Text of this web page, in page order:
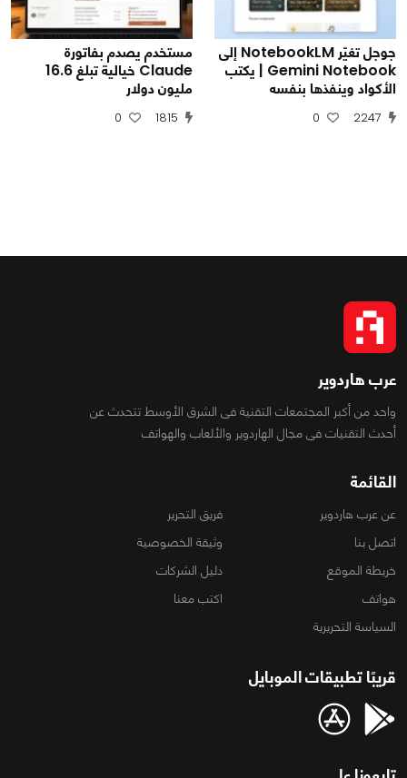
جوجل تغيّر NotebookLM إلى
Gemini Notebook | يكتب
الأكواد وينفذها بنفسه
2247
0
مستخدم يصدم بفاتورة
Claude خيالية تبلغ 16.6
مليون دولار
1815
0
عرب هاردوير
واحد من أكبر المجتمعات التقنية فى الشرق الأوسط تتحدث عن
أحدث التقنيات فى مجال الهاردوير والألعاب والهواتف
القائمة
عن عرب هاردوير
فريق التحرير
اتصل بنا
وثيقة الخصوصية
خريطة الموقع
دليل الشركات
هواتف
اكتب معنا
السياسة التحريرية
قريبًا تطبيقات الموبايل